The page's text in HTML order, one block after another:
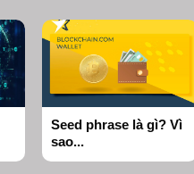
Seed phrase là gì? Vì
sao...